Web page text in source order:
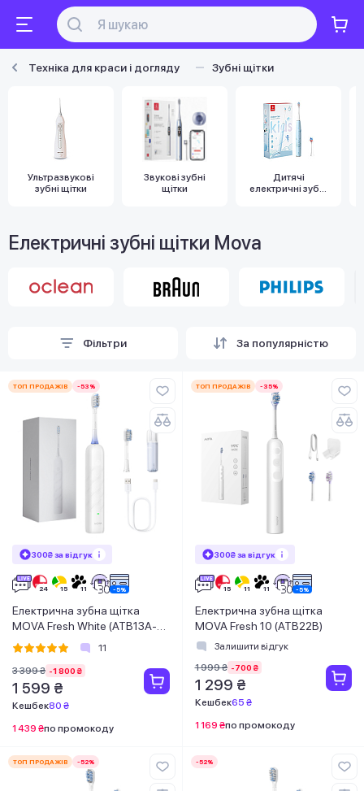
Техніка для краси і догляду Зубні щітки
Ультразвукові
зубні щітки
Звукові зубні
щітки
Дитячі
електричні зубні
Електричні зубні щітки Mova
Фільтри За популярністю
ТОП ПРОДАЖІВ -53%
300₴ за відгук
Електрична зубна щітка
MOVA Fresh White (ATB13A-
WH)
11
3 399 ₴ -1 800 ₴
1 599 ₴
Кешбек80 ₴
1 439 ₴по промокоду
ТОП ПРОДАЖІВ -35%
300₴ за відгук
Електрична зубна щітка
MOVA Fresh 10 (ATB22B)
Залишити відгук
1 999 ₴ -700 ₴
1 299 ₴
Кешбек65 ₴
1 169 ₴по промокоду
ТОП ПРОДАЖІВ -52% -52%